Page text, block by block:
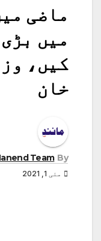
ماضی
میں
کیں،
خان
By
Manend Team
مئی 1, 2021